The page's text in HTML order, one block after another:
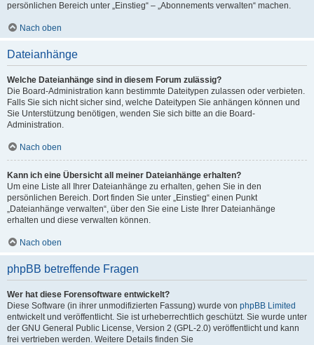
persönlichen Bereich unter „Einstieg“ – „Abonnements verwalten“ machen.
Nach oben
Dateianhänge
Welche Dateianhänge sind in diesem Forum zulässig?
Die Board-Administration kann bestimmte Dateitypen zulassen oder verbieten.
Falls Sie sich nicht sicher sind, welche Dateitypen Sie anhängen können und
Sie Unterstützung benötigen, wenden Sie sich bitte an die Board-
Administration.
Nach oben
Kann ich eine Übersicht all meiner Dateianhänge erhalten?
Um eine Liste all Ihrer Dateianhänge zu erhalten, gehen Sie in den
persönlichen Bereich. Dort finden Sie unter „Einstieg“ einen Punkt
„Dateianhänge verwalten“, über den Sie eine Liste Ihrer Dateianhänge
erhalten und diese verwalten können.
Nach oben
phpBB betreffende Fragen
Wer hat diese Forensoftware entwickelt?
Diese Software (in ihrer unmodifizierten Fassung) wurde von phpBB Limited
entwickelt und veröffentlicht. Sie ist urheberrechtlich geschützt. Sie wurde unter
der GNU General Public License, Version 2 (GPL-2.0) veröffentlicht und kann
frei vertrieben werden. Weitere Details finden Sie